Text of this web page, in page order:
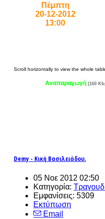
Πέμπτη
20-12-2012
13:00
Αναπαραγωγή (160
Demy - Κική Βασιλειάδου.
05 Νοε 2012 02:50
Κατηγορία:
Εμφανίσεις: 5309
Εκτύπωση
Email